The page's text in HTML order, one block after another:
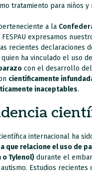
tratamiento para niños y
a la
expresamos
recientes declaraciones
ha vinculado el uso de
con el desarrollo del
científicamente
inaceptables.
internacional ha
que relacione el uso de
Tylenol) durante el
Estudios recientes